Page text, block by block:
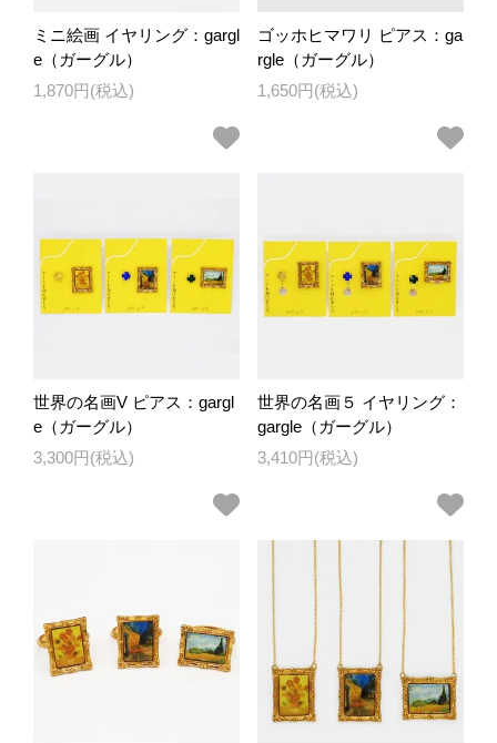
ミニ絵画 イヤリング：gargl
e（ガーグル）
1,870円(税込)
ゴッホヒマワリ ピアス：ga
rgle（ガーグル）
1,650円(税込)
世界の名画V ピアス：gargl
e（ガーグル）
3,300円(税込)
世界の名画５ イヤリング：
gargle（ガーグル）
3,410円(税込)